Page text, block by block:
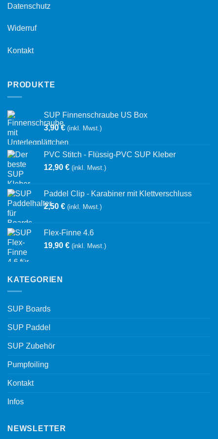
Datenschutz
Widerruf
Kontakt
PRODUKTE
SUP Finnenschraube US Box
3,90€ (inkl. Mwst.)
PVC Stitch - Flüssig-PVC SUP Kleber
12,90 € (inkl. Mwst.)
Paddel Clip - Karabiner mit Klettverschluss
2,50 € (inkl. Mwst.)
Flex-Finne 4.6
19,90 € (inkl. Mwst.)
KATEGORIEN
SUP Boards
SUP Paddel
SUP Zubehör
Pumpfoiling
Kontakt
Infos
NEWSLETTER